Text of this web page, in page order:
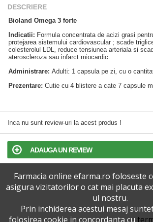
DESCRIERE
Bioland Omega 3 forte
Indicatii: Formula concentrata de acizi grasi
protejarea sistemului cardiovascular ; scade
colesterolul LDL, reduce tensiunea arteriala si
ateroscleroza sau infarct miocardic.
Administrare: Adulti: 1 capsula pe zi, cu o
Prezentare: Cutie cu 4 blistere a cate 7 capsule
Inca nu sunt review-uri la acest produs !
ADAUGA UN REVIEW
TERMENI SI CONDITII
POLITICA DE CONFIDENTIALITATE
Farmacia online efarma.ro foloseste
asigura vizitatorilor o cat mai placuta
ul nostru.
Prin inchiderea acestui mesaj
folosirea cookie in concordanta cu